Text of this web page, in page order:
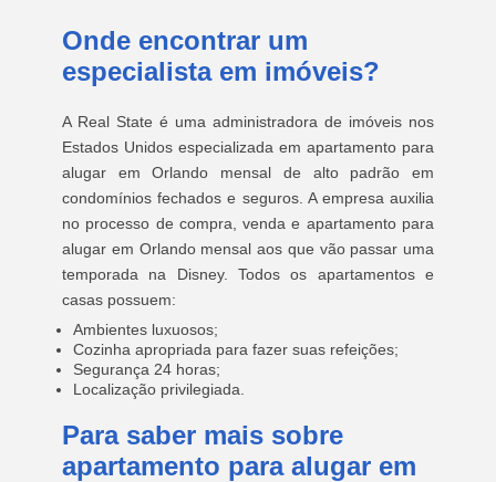
Onde encontrar um
especialista em imóveis?
A Real State é uma administradora de imóveis nos
Estados Unidos especializada em apartamento para
alugar em Orlando mensal de alto padrão em
condomínios fechados e seguros. A empresa auxilia
no processo de compra, venda e apartamento para
alugar em Orlando mensal aos que vão passar uma
temporada na Disney. Todos os apartamentos e
casas possuem:
Ambientes luxuosos;
Cozinha apropriada para fazer suas refeições;
Segurança 24 horas;
Localização privilegiada.
Para saber mais sobre
apartamento para alugar em